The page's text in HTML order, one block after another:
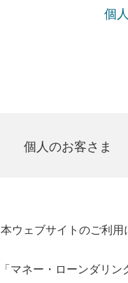
個
個人のお客さま
本ウェブサイトのご利用
「マネー・ローンダリ